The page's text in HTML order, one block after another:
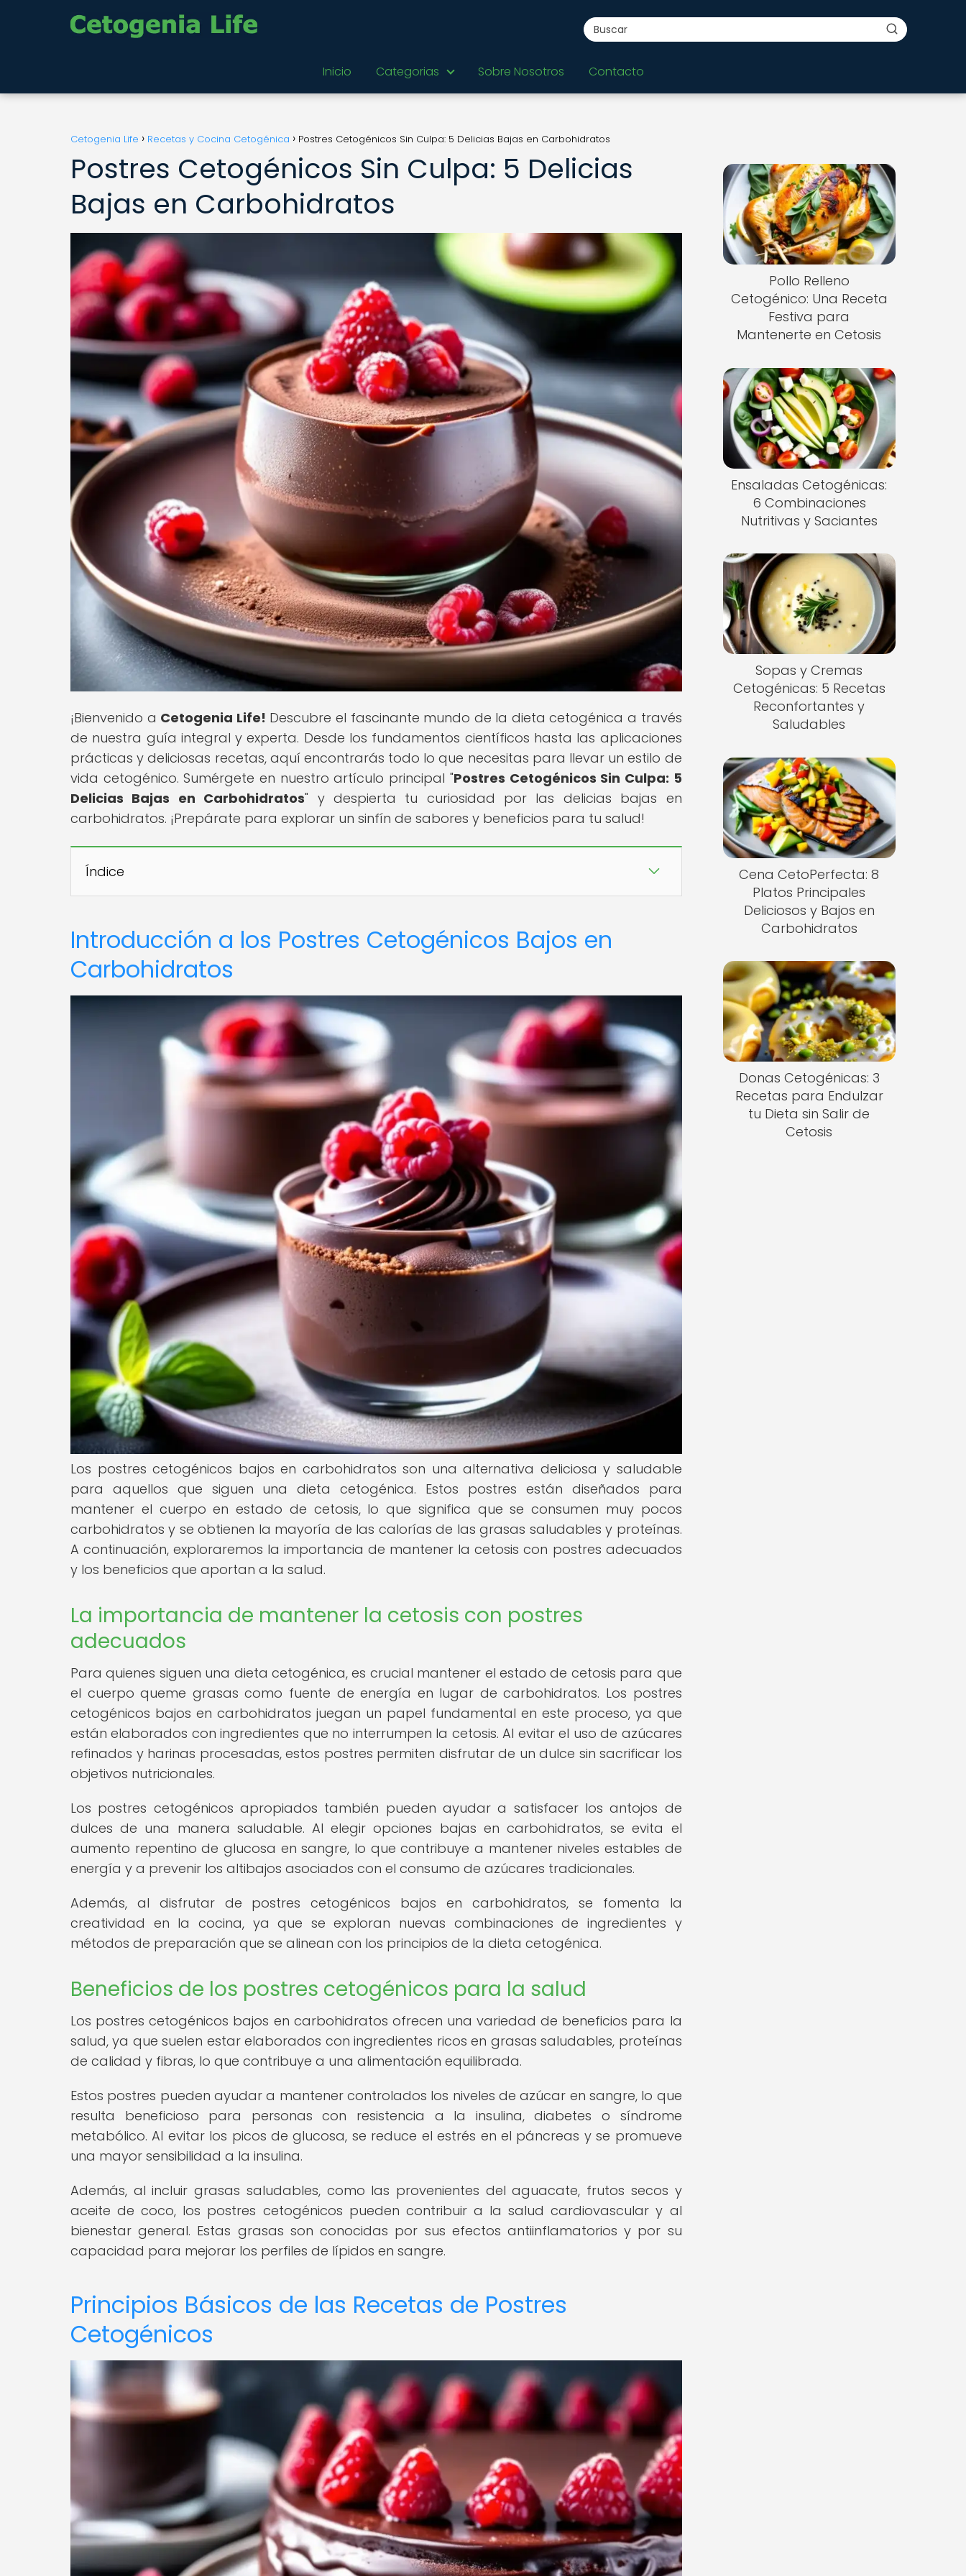
Inicio Categorias Sobre Nosotros Contacto
Cetogenia Life Recetas y Cocina Cetogénica Postres Cetogénicos Sin Culpa: 5 Delicias Bajas en Carbohidratos
Postres Cetogénicos Sin Culpa: 5 Delicias
Bajas en Carbohidratos
¡Bienvenido a Cetogenia Life! Descubre el fascinante mundo de la dieta cetogénica a través
de nuestra guía integral y experta. Desde los fundamentos científicos hasta las aplicaciones
prácticas y deliciosas recetas, aquí encontrarás todo lo que necesitas para llevar un estilo de
vida cetogénico. Sumérgete en nuestro artículo principal "Postres Cetogénicos Sin Culpa: 5
Delicias Bajas en Carbohidratos" y despierta tu curiosidad por las delicias bajas en
carbohidratos. ¡Prepárate para explorar un sinfín de sabores y beneficios para tu salud!
Índice
Introducción a los Postres Cetogénicos Bajos en
Carbohidratos
Los postres cetogénicos bajos en carbohidratos son una alternativa deliciosa y saludable
para aquellos que siguen una dieta cetogénica. Estos postres están diseñados para
mantener el cuerpo en estado de cetosis, lo que significa que se consumen muy pocos
carbohidratos y se obtienen la mayoría de las calorías de las grasas saludables y proteínas.
A continuación, exploraremos la importancia de mantener la cetosis con postres adecuados
y los beneficios que aportan a la salud.
La importancia de mantener la cetosis con postres
adecuados
Para quienes siguen una dieta cetogénica, es crucial mantener el estado de cetosis para que
el cuerpo queme grasas como fuente de energía en lugar de carbohidratos. Los postres
cetogénicos bajos en carbohidratos juegan un papel fundamental en este proceso, ya que
están elaborados con ingredientes que no interrumpen la cetosis. Al evitar el uso de azúcares
refinados y harinas procesadas, estos postres permiten disfrutar de un dulce sin sacrificar los
objetivos nutricionales.
Los postres cetogénicos apropiados también pueden ayudar a satisfacer los antojos de
dulces de una manera saludable. Al elegir opciones bajas en carbohidratos, se evita el
aumento repentino de glucosa en sangre, lo que contribuye a mantener niveles estables de
energía y a prevenir los altibajos asociados con el consumo de azúcares tradicionales.
Además, al disfrutar de postres cetogénicos bajos en carbohidratos, se fomenta la
creatividad en la cocina, ya que se exploran nuevas combinaciones de ingredientes y
métodos de preparación que se alinean con los principios de la dieta cetogénica.
Beneficios de los postres cetogénicos para la salud
Los postres cetogénicos bajos en carbohidratos ofrecen una variedad de beneficios para la
salud, ya que suelen estar elaborados con ingredientes ricos en grasas saludables, proteínas
de calidad y fibras, lo que contribuye a una alimentación equilibrada.
Estos postres pueden ayudar a mantener controlados los niveles de azúcar en sangre, lo que
resulta beneficioso para personas con resistencia a la insulina, diabetes o síndrome
metabólico. Al evitar los picos de glucosa, se reduce el estrés en el páncreas y se promueve
una mayor sensibilidad a la insulina.
Además, al incluir grasas saludables, como las provenientes del aguacate, frutos secos y
aceite de coco, los postres cetogénicos pueden contribuir a la salud cardiovascular y al
bienestar general. Estas grasas son conocidas por sus efectos antiinflamatorios y por su
capacidad para mejorar los perfiles de lípidos en sangre.
Principios Básicos de las Recetas de Postres
Cetogénicos
Pollo Relleno
Cetogénico: Una Receta
Festiva para
Mantenerte en Cetosis
Ensaladas Cetogénicas:
6 Combinaciones
Nutritivas y Saciantes
Sopas y Cremas
Cetogénicas: 5 Recetas
Reconfortantes y
Saludables
Cena CetoPerfecta: 8
Platos Principales
Deliciosos y Bajos en
Carbohidratos
Donas Cetogénicas: 3
Recetas para Endulzar
tu Dieta sin Salir de
Cetosis